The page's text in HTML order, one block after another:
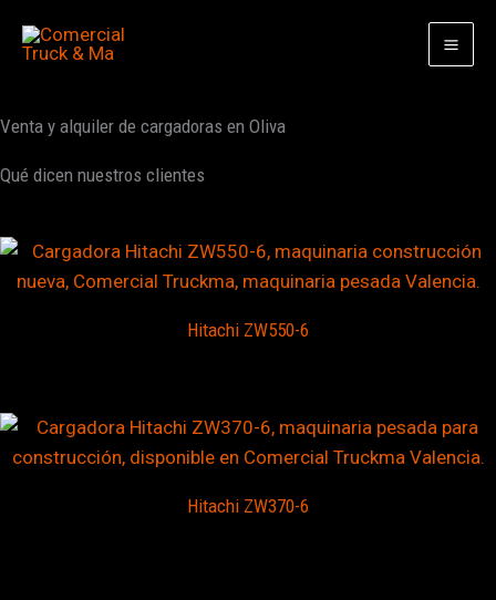
Venta y alquiler de cargadoras en Oliva
Qué dicen nuestros clientes
Hitachi ZW550-6
Hitachi ZW370-6